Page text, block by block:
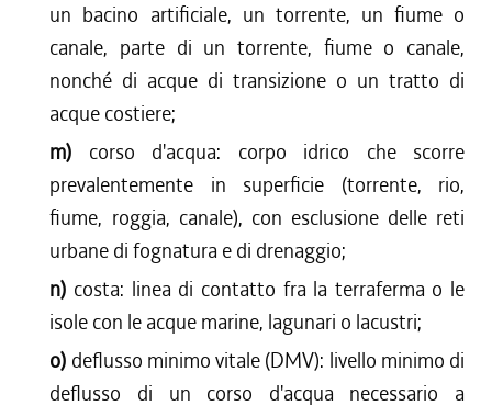
un bacino artificiale, un torrente, un fiume o
canale, parte di un torrente, fiume o canale,
nonché di acque di transizione o un tratto di
acque costiere;
m) corso d'acqua: corpo idrico che scorre
prevalentemente in superficie (torrente, rio,
fiume, roggia, canale), con esclusione delle reti
urbane di fognatura e di drenaggio;
n) costa: linea di contatto fra la terraferma o le
isole con le acque marine, lagunari o lacustri;
o) deflusso minimo vitale (DMV): livello minimo di
deflusso di un corso d'acqua necessario a